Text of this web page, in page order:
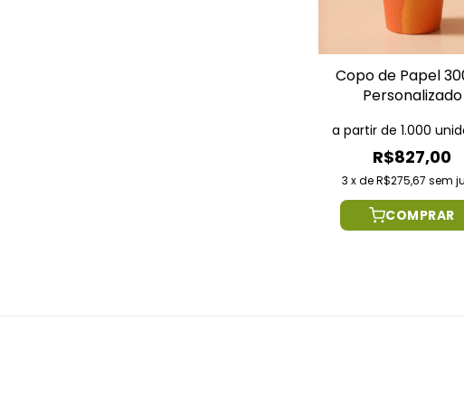
Copo de Papel
Personalizado
R$827,00
3 xdeR$275,67 sem
a partir de 1.000
COMPRAR